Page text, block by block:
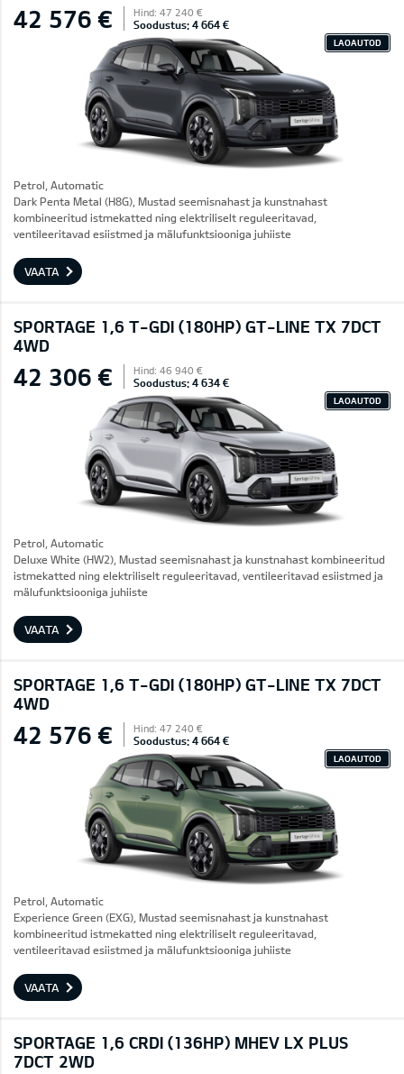
42 576 € Hind: 47 240 €
Soodustus: 4 664 €
LAOAUTOD
Petrol, Automatic
Dark Penta Metal (H8G), Mustad seemisnahast ja kunstnahast
kombineeritud istmekatted ning elektriliselt reguleeritavad,
ventileeritavad esiistmed ja mälufunktsiooniga juhiiste
VAATA
SPORTAGE 1,6 T-GDI (180HP) GT-LINE TX 7DCT
4WD
42 306 € Hind: 46 940 €
Soodustus: 4 634 €
LAOAUTOD
Petrol, Automatic
Deluxe White (HW2), Mustad seemisnahast ja kunstnahast kombineeritud
istmekatted ning elektriliselt reguleeritavad, ventileeritavad esiistmed ja
mälufunktsiooniga juhiiste
VAATA
SPORTAGE 1,6 T-GDI (180HP) GT-LINE TX 7DCT
4WD
42 576 € Hind: 47 240 €
Soodustus: 4 664 €
LAOAUTOD
Petrol, Automatic
Experience Green (EXG), Mustad seemisnahast ja kunstnahast
kombineeritud istmekatted ning elektriliselt reguleeritavad,
ventileeritavad esiistmed ja mälufunktsiooniga juhiiste
VAATA
SPORTAGE 1,6 CRDI (136HP) MHEV LX PLUS
7DCT 2WD